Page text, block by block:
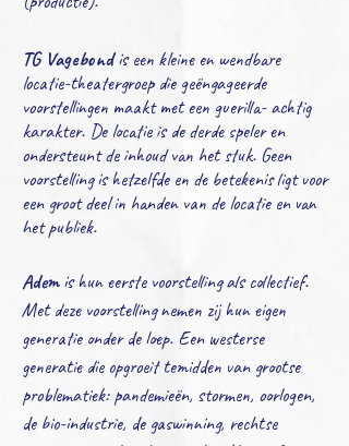
TG Vagebondis een kleine en wendbare
locatie-theatergroep die geëngageerde
voorstellingen maakt met een guerilla- achtig
karakter. De locatie is de derde speler en
ondersteunt de inhoud van het stuk. Geen
voorstelling is hetzelfde en de betekenis ligt voor
een groot deel in handen van de locatie en van
het publiek.
Ademis hun eerste voorstelling als collectief.
Met deze voorstelling nemen zij hun eigen
generatie onder de loep. Een westerse
generatie die opgroeit temidden van grootse
problematiek: pandemieën, stormen, oorlogen,
de bio-industrie, de gaswinning, rechtse